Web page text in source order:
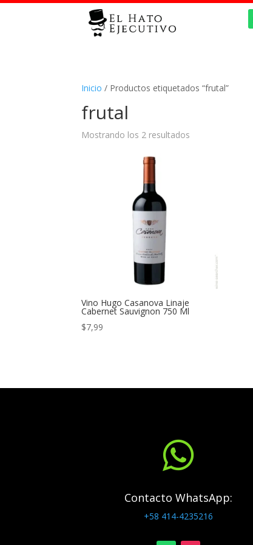
Inicio / Productos etiquetados “frutal”
frutal
Mostrando los 2 resultados
Vino Hugo Casanova Linaje
Cabernet Sauvignon 750 Ml
$7,99

Contacto WhatsApp:
+58 414-4235216